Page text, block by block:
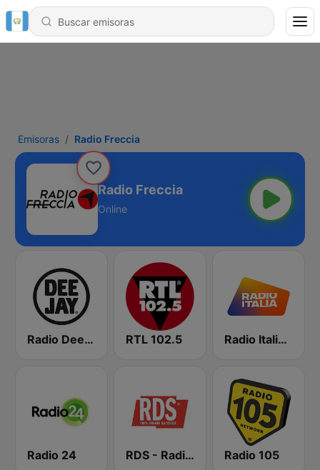
Emisoras Radio Freccia
Radio Freccia
Online
Radio Deejay RTL 102.5 Radio Italia solomusicaitaliana
Radio 24 RDS - Radio Dimensione Suono Radio 105